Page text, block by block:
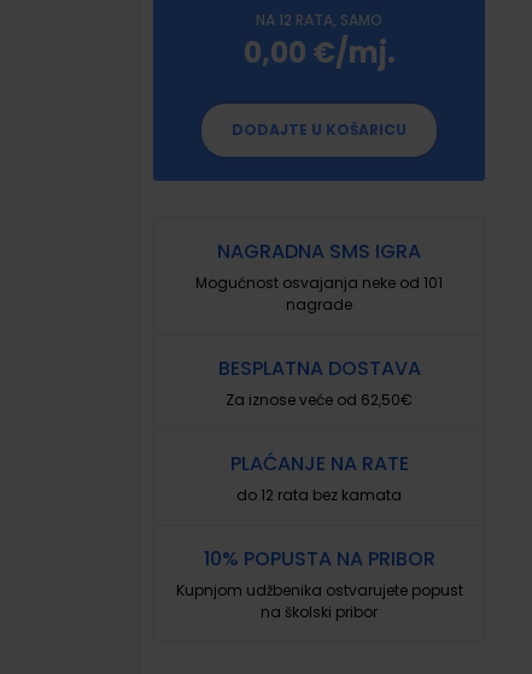
NA 12 RATA, SAMO
0,00 €/mj.
DODAJTE U KOŠARICU
NAGRADNA SMS IGRA
Mogućnost osvajanja neke od 101
nagrade
BESPLATNA DOSTAVA
Za iznose veće od 62,50€
PLAĆANJE NA RATE
do 12 rata bez kamata
10% POPUSTA NA PRIBOR
Kupnjom udžbenika ostvarujete popust
na školski pribor